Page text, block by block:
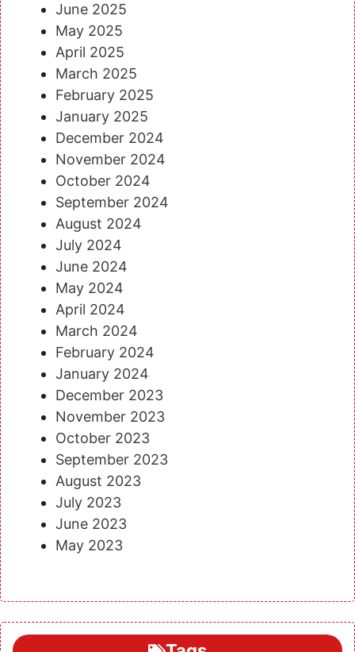
June 2025
May 2025
April 2025
March 2025
February 2025
January 2025
December 2024
November 2024
October 2024
September 2024
August 2024
July 2024
June 2024
May 2024
April 2024
March 2024
February 2024
January 2024
December 2023
November 2023
October 2023
September 2023
August 2023
July 2023
June 2023
May 2023